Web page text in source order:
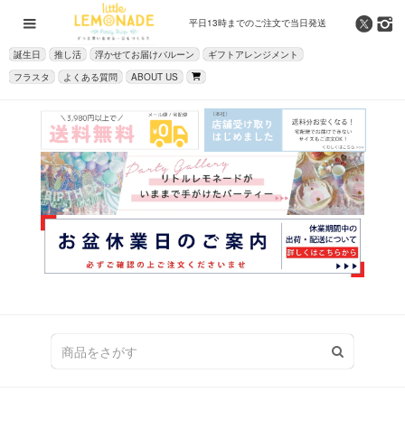
平日13時までのご注文で当日発送
誕生日 推し活 浮かせてお届けバルーン
ギフトアレンジメント
フラスタ
よくある質問 ABOUT US